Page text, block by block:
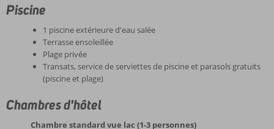
Piscine
1 piscine extérieure d'eau salée
Terrasse ensoleillée
Plage privée
Transats, service de serviettes de piscine et parasols gratuits
(piscine et plage)
Chambres d'hôtel
Chambre standard vue lac (1-3 personnes)